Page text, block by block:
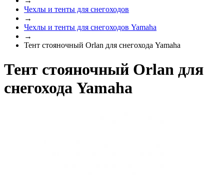
Чехлы и тенты для снегоходов
→
Чехлы и тенты для снегоходов Yamaha
→
Тент стояночный Orlan для снегохода Yamaha
Тент стояночный Orlan для
снегохода Yamaha